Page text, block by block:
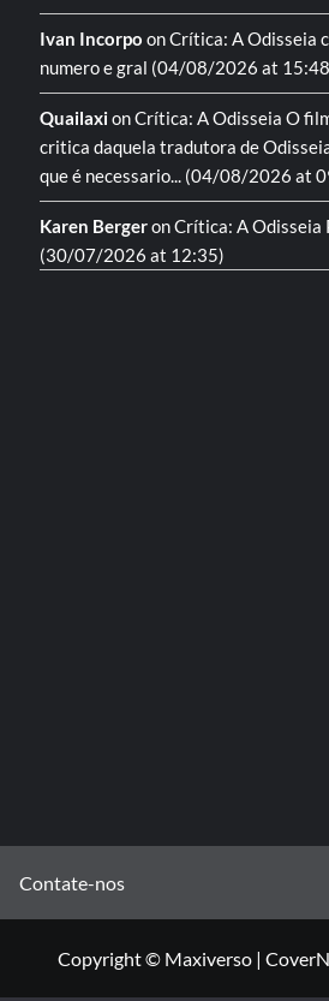
Ivan Incorpo onCrítica: A Odisseia
numero e gral (04/08/2026 at
QuailaxionCrítica: A Odisseia O
critica daquela tradutora de
que é necessario... (04/08/2026 at
Karen BergeronCrítica: A Odisseia
(30/07/2026 at 12:35)
Contate-nos
Copyright © Maxiverso |